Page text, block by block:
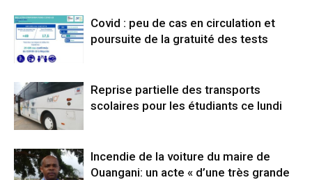
Covid : peu de cas en circulation et
poursuite de la gratuité des tests
Reprise partielle des transports
scolaires pour les étudiants ce lundi
Incendie de la voiture du maire de
Ouangani: un acte « d’une très grande